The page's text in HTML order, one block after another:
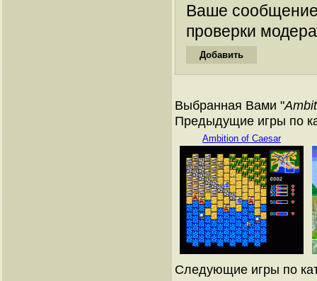
Ваше
проверки
Выбранная Вами "
Предыдущие игры по
Ambition of Caesar
Следующие игры по